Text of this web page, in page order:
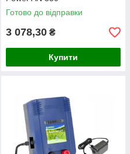
Готово до відправки
3 078,30 ₴
Купити